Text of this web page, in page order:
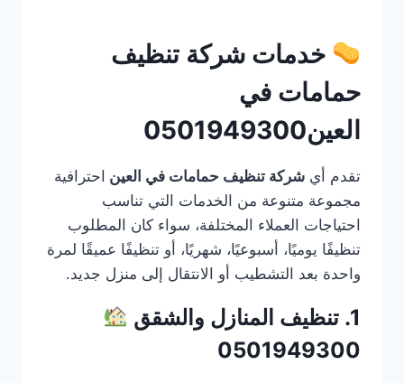
خدمات شركة تنظيف
حمامات في
العين0501949300
تقدم أي شركة تنظيف حمامات في العين احترافية
مجموعة متنوعة من الخدمات التي تناسب
احتياجات العملاء المختلفة، سواء كان المطلوب
تنظيفًا يوميًا، أسبوعيًا، شهريًا، أو تنظيفًا عميقًا لمرة
واحدة بعد التشطيب أو الانتقال إلى منزل جديد.
1. تنظيف المنازل والشقق
0501949300